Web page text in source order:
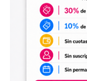
catálogo de
producciones propias
proveedor habitual
Archivos
personalización